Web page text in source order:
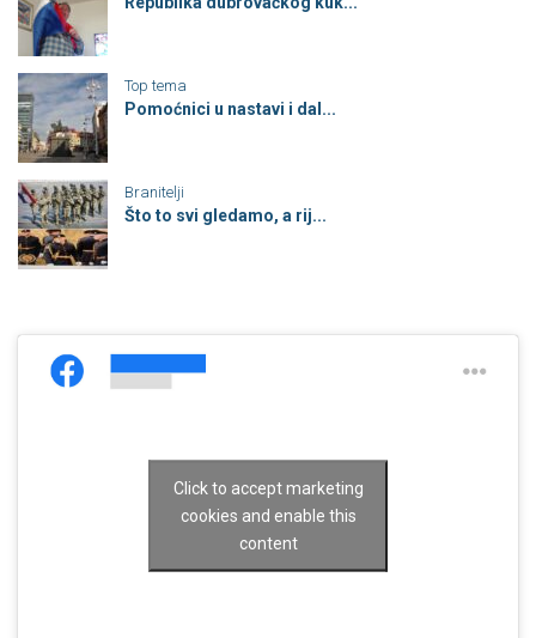
Top tema
Pomoćnici u nastavi i dal...
Branitelji
Što to svi gledamo, a rij...
Click to accept marketing
cookies and enable this
content